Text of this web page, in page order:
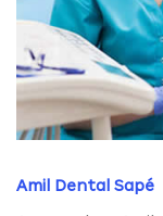
Amil Dental Sapé